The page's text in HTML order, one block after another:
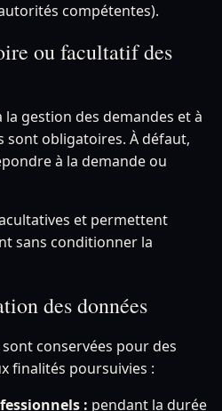
compétentes).
ou facultatif des
la gestion des demandes et à
sont obligatoires. À défaut,
à la demande ou
et permettent
sans conditionner la
des données
conservées pour des
finalités poursuivies :
: pendant la durée